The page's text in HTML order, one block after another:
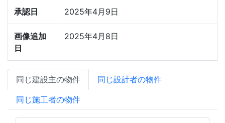
承認日 2025年4月9日
画像追加
日
2025年4月8日
同じ建設主の物件
同じ設計者の物件
同じ施工者の物件